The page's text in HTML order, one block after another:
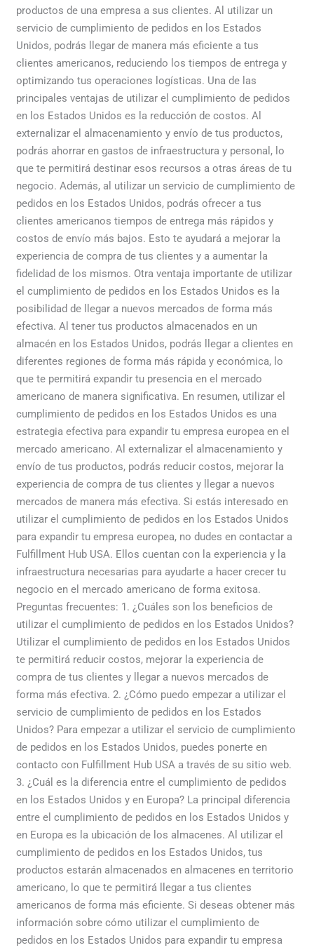
productos de una empresa a sus clientes. Al utilizar un
servicio de cumplimiento de pedidos en los Estados
Unidos, podrás llegar de manera más eficiente a tus
clientes americanos, reduciendo los tiempos de entrega y
optimizando tus operaciones logísticas. Una de las
principales ventajas de utilizar el cumplimiento de pedidos
en los Estados Unidos es la reducción de costos. Al
externalizar el almacenamiento y envío de tus productos,
podrás ahorrar en gastos de infraestructura y personal, lo
que te permitirá destinar esos recursos a otras áreas de tu
negocio. Además, al utilizar un servicio de cumplimiento de
pedidos en los Estados Unidos, podrás ofrecer a tus
clientes americanos tiempos de entrega más rápidos y
costos de envío más bajos. Esto te ayudará a mejorar la
experiencia de compra de tus clientes y a aumentar la
fidelidad de los mismos. Otra ventaja importante de utilizar
el cumplimiento de pedidos en los Estados Unidos es la
posibilidad de llegar a nuevos mercados de forma más
efectiva. Al tener tus productos almacenados en un
almacén en los Estados Unidos, podrás llegar a clientes en
diferentes regiones de forma más rápida y económica, lo
que te permitirá expandir tu presencia en el mercado
americano de manera significativa. En resumen, utilizar el
cumplimiento de pedidos en los Estados Unidos es una
estrategia efectiva para expandir tu empresa europea en el
mercado americano. Al externalizar el almacenamiento y
envío de tus productos, podrás reducir costos, mejorar la
experiencia de compra de tus clientes y llegar a nuevos
mercados de manera más efectiva. Si estás interesado en
utilizar el cumplimiento de pedidos en los Estados Unidos
para expandir tu empresa europea, no dudes en contactar a
Fulfillment Hub USA. Ellos cuentan con la experiencia y la
infraestructura necesarias para ayudarte a hacer crecer tu
negocio en el mercado americano de forma exitosa.
Preguntas frecuentes: 1. ¿Cuáles son los beneficios de
utilizar el cumplimiento de pedidos en los Estados Unidos?
Utilizar el cumplimiento de pedidos en los Estados Unidos
te permitirá reducir costos, mejorar la experiencia de
compra de tus clientes y llegar a nuevos mercados de
forma más efectiva. 2. ¿Cómo puedo empezar a utilizar el
servicio de cumplimiento de pedidos en los Estados
Unidos? Para empezar a utilizar el servicio de cumplimiento
de pedidos en los Estados Unidos, puedes ponerte en
contacto con Fulfillment Hub USA a través de su sitio web.
3. ¿Cuál es la diferencia entre el cumplimiento de pedidos
en los Estados Unidos y en Europa? La principal diferencia
entre el cumplimiento de pedidos en los Estados Unidos y
en Europa es la ubicación de los almacenes. Al utilizar el
cumplimiento de pedidos en los Estados Unidos, tus
productos estarán almacenados en almacenes en territorio
americano, lo que te permitirá llegar a tus clientes
americanos de forma más eficiente. Si deseas obtener más
información sobre cómo utilizar el cumplimiento de
pedidos en los Estados Unidos para expandir tu empresa